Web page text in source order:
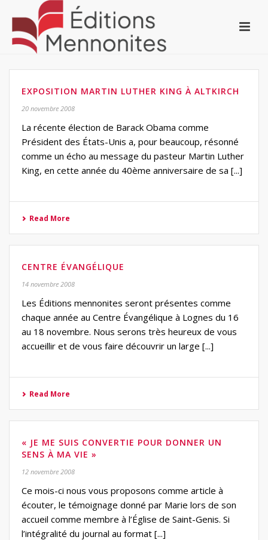
EXPOSITION MARTIN LUTHER KING À ALTKIRCH
20 novembre 2008
La récente élection de Barack Obama comme
Président des États-Unis a, pour beaucoup, résonné
comme un écho au message du pasteur Martin Luther
King, en cette année du 40ème anniversaire de sa [...]
Read More
CENTRE ÉVANGÉLIQUE
14 novembre 2008
Les Éditions mennonites seront présentes comme
chaque année au Centre Évangélique à Lognes du 16
au 18 novembre. Nous serons très heureux de vous
accueillir et de vous faire découvrir un large [...]
Read More
« JE ME SUIS CONVERTIE POUR DONNER UN
SENS À MA VIE »
12 novembre 2008
Ce mois-ci nous vous proposons comme article à
écouter, le témoignage donné par Marie lors de son
accueil comme membre à l’Église de Saint-Genis. Si
l’intégralité du journal au format [...]